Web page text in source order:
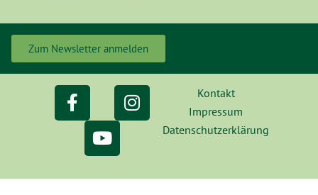
Zum Newsletter anmelden
Kontakt
Impressum
Datenschutzerklärung